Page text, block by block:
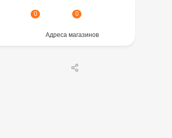
0 0
Адреса магазинов